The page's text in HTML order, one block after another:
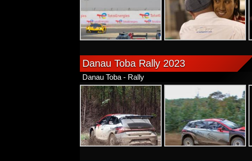
Danau Toba Rally 2023
Danau Toba - Rally